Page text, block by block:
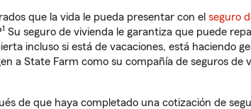
que la vida le pueda presentar con el seguro
1 Su seguro de vivienda le garantiza que puede
incluso si está de vacaciones, está haciendo
a State Farm como su compañía de seguros
de que haya completado una cotización de